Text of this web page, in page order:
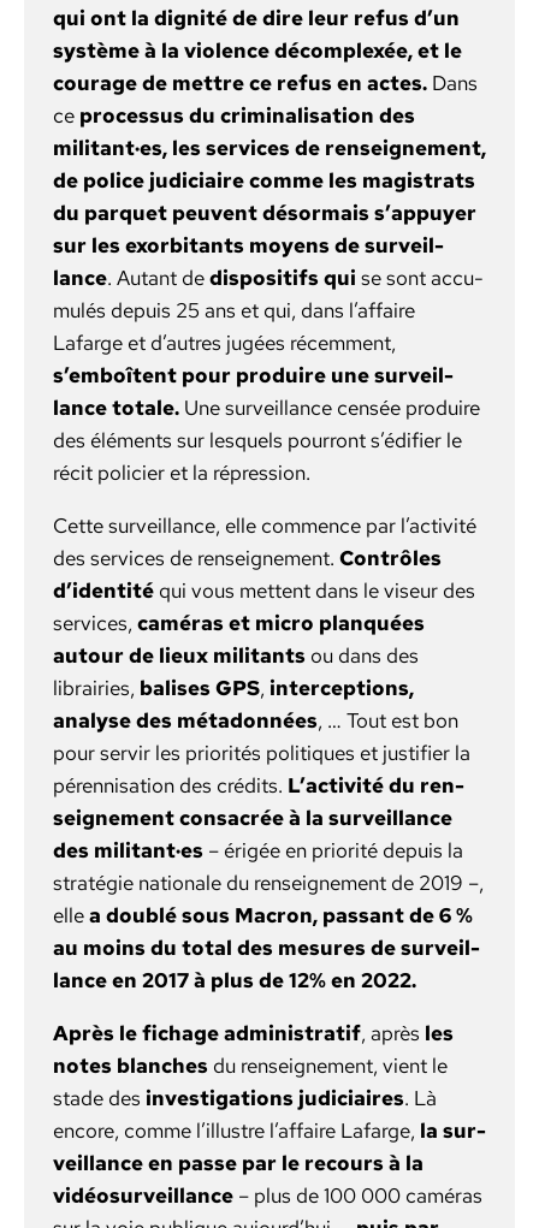
qui ont la dig­nité de dire leur refus d’un
sys­tème à la vio­lence décom­plexée, et le
courage de met­tre ce refus en actes. Dans
ce proces­sus du crim­i­nal­i­sa­tion des
militant·es, les ser­vices de ren­seigne­ment,
de police judi­ci­aire comme les mag­is­trats
du par­quet peu­vent désor­mais s’appuyer
sur les exor­bi­tants moyens de sur­veil­
lance. Autant dedis­posi­tifs qui se sont accu­
mulés depuis 25 ans et qui, dans l’affaire
Lafarge et d’autres jugées récem­ment,
s’emboîtent pour pro­duire une sur­veil­
lance totale. Une sur­veil­lance cen­sée pro­duire
des élé­ments sur lesquels pour­ront s’édifier le
réc­it polici­er et la répres­sion.
Cette sur­veil­lance, elle com­mence par l’activité
des ser­vices de ren­seigne­ment. Con­trôles
d’identité qui vous met­tent dans le viseur des
ser­vices, caméras et micro plan­quées
autour de lieux mil­i­tants ou dans des
librairies, balis­es GPS, inter­cep­tions,
analyse des méta­don­nées, … Tout est bon
pour servir les pri­or­ités poli­tiques et jus­ti­fi­er la
péren­ni­sa­tion des crédits. L’activité du ren­
seigne­ment con­sacrée à la sur­veil­lance
des militant·es – érigée en pri­or­ité depuis la
stratégie nationale du ren­seigne­ment de 2019 –,
ellea dou­blé sous Macron, pas­sant de 6 %
au moins du total des mesures de sur­veil­
lance en 2017 à plus de 12% en 2022.
Après le fichage admin­is­tratif, après les
notes blanch­es du ren­seigne­ment, vient le
stade des inves­ti­ga­tions judi­ci­aires. Là
encore, comme l’illustre l’affaire Lafarge, la sur­
veil­lance en passe par le recours à la
vidéo­sur­veil­lance – plus de 100 000 caméras